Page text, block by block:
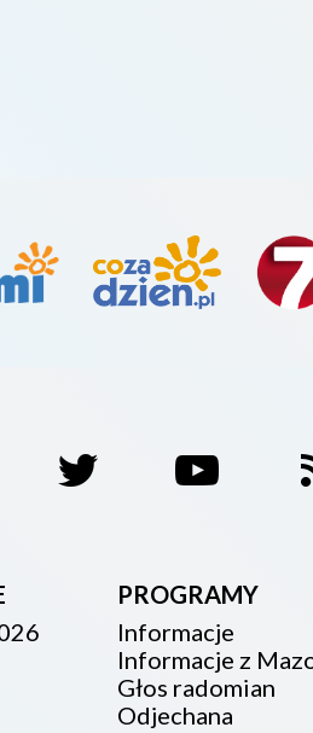
PROGRAMY
Informacje
Informacje z
Głos radomian
Odjechana